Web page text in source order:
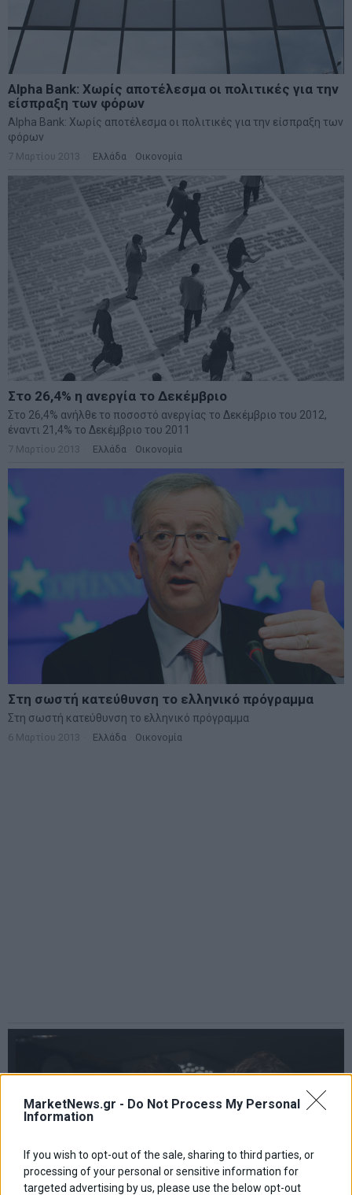
MarketNews.gr - Do Not Process My Personal
Information
If you wish to opt-out of the sale, sharing to third parties, or
processing of your personal or sensitive information for
targeted advertising by us, please use the below opt-out
Alpha Bank: Χωρίς αποτέλεσμα οι πολιτικές για την
είσπραξη των φόρων
Alpha Bank: Χωρίς αποτέλεσμα οι πολιτικές για την είσπραξη των
φόρων
7 Μαρτίου 2013 Ελλάδα Οικονομία
Στο 26,4% η ανεργία το Δεκέμβριο
Στο 26,4% ανήλθε το ποσοστό ανεργίας το Δεκέμβριο του 2012,
έναντι 21,4% το Δεκέμβριο του 2011
7 Μαρτίου 2013 Ελλάδα Οικονομία
Στη σωστή κατεύθυνση το ελληνικό πρόγραμμα
Στη σωστή κατεύθυνση το ελληνικό πρόγραμμα
6 Μαρτίου 2013 Ελλάδα Οικονομία